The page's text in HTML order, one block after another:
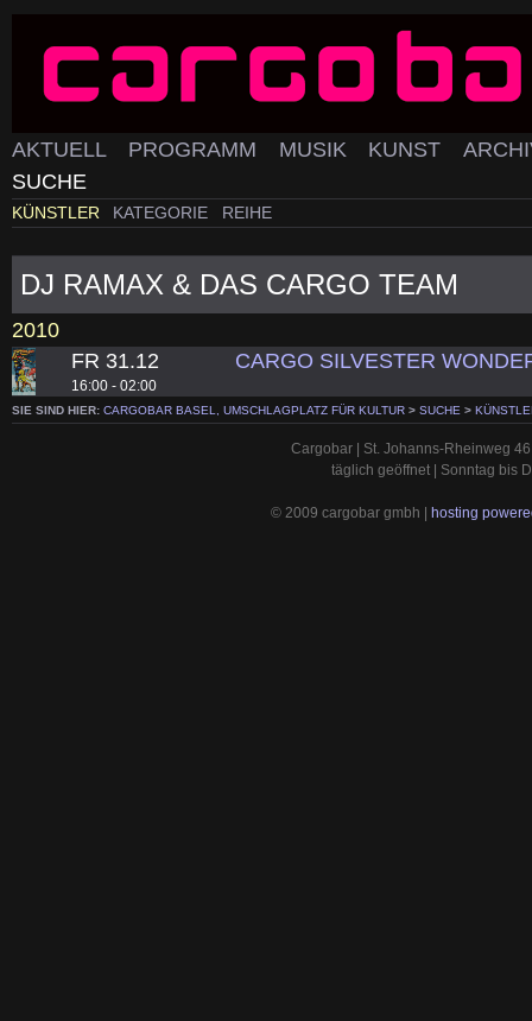
AKTUELL PROGRAMM MUSIK KUNST
SUCHE
KÜNSTLER KATEGORIE REIHE
DJ RAMAX & DAS CARGO TEAM
2010
FR 31.12
16:00 - 02:00
CARGO SILVESTER
SIE SIND HIER: CARGOBAR BASEL, UMSCHLAGPLATZ FÜR KULTUR > SUCHE >
Cargobar | St. Johanns-Rheinweg
täglich geöffnet | Sonntag bis
© 2009 cargobar gmbh | hosting